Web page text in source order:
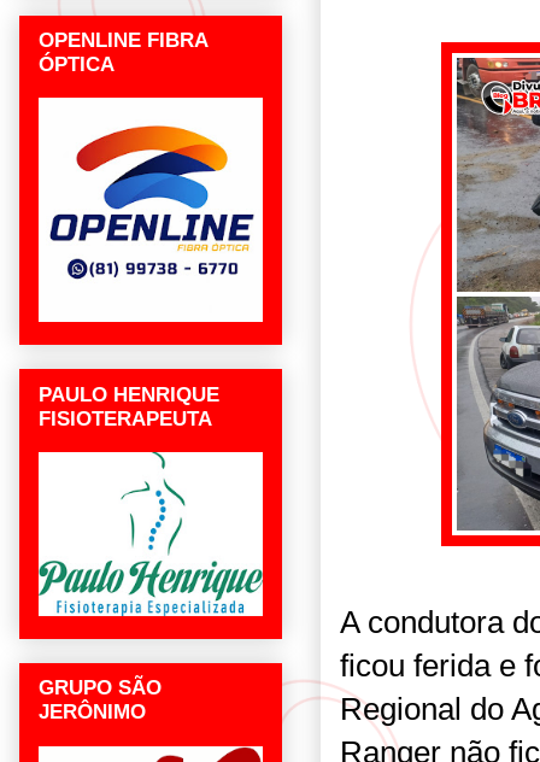
A condutora
ficou ferida e
Regional do
Ranger não
OPENLINE FIBRA
ÓPTICA
PAULO HENRIQUE
FISIOTERAPEUTA
GRUPO SÃO
JERÔNIMO